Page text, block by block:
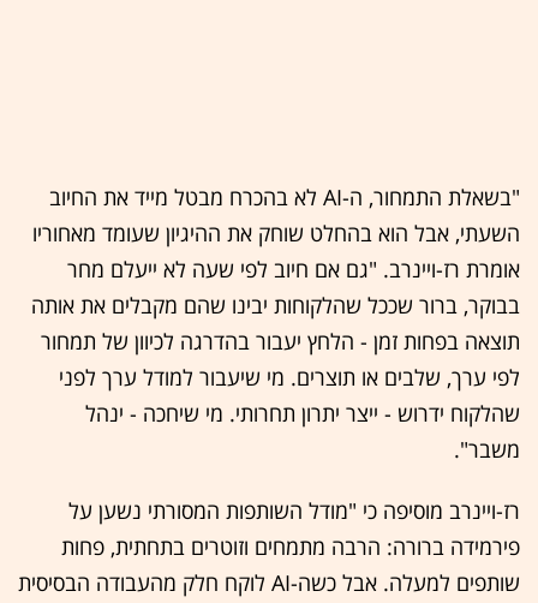
"בשאלת התמחור, ה-AI לא בהכרח מבטל מייד את החיוב
השעתי, אבל הוא בהחלט שוחק את ההיגיון שעומד מאחוריו
אומרת רז-ויינרב. "גם אם חיוב לפי שעה לא ייעלם מחר
בבוקר, ברור שככל שהלקוחות יבינו שהם מקבלים את אותה
תוצאה בפחות זמן - הלחץ יעבור בהדרגה לכיוון של תמחור
לפי ערך, שלבים או תוצרים. מי שיעבור למודל ערך לפני
שהלקוח ידרוש - ייצר יתרון תחרותי. מי שיחכה - ינהל
משבר".
רז-ויינרב מוסיפה כי "מודל השותפות המסורתי נשען על
פירמידה ברורה: הרבה מתמחים וזוטרים בתחתית, פחות
שותפים למעלה. אבל כשה-AI לוקח חלק מהעבודה הבסיסית